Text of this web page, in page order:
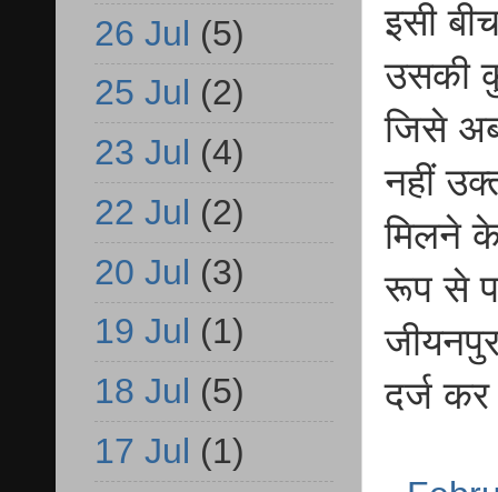
इसी
उसकी
जिसे
नहीं
मिलने
रूप से
दर्ज
26 Jul (5)
25 Jul (2)
23 Jul (4)
22 Jul (2)
20 Jul (3)
19 Jul (1)
18 Jul (5)
17 Jul (1)